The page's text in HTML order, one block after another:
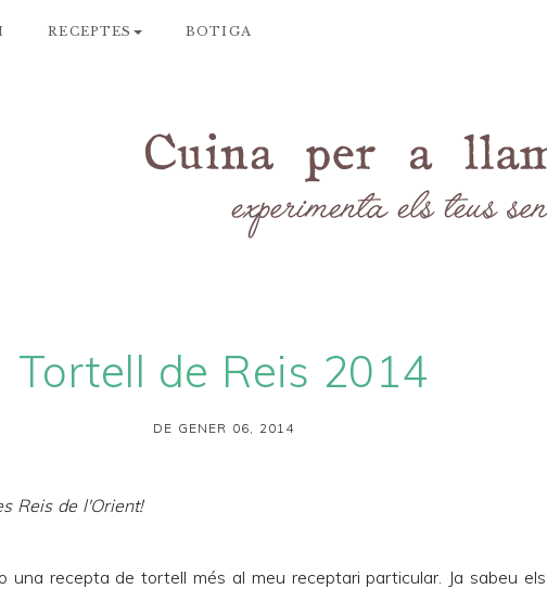
RECEPTES BOTIGA
Tortell de Reis 2014
DE GENER 06, 2014
Reis de l'Orient!
una recepta de tortell més al meu receptari particular. Ja sabeu els